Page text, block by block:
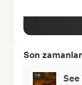
Son
See